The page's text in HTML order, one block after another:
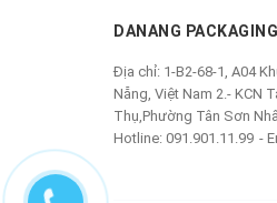
DANANG
Địa chỉ: 1-B2-68-1, A04
Nẵng, Việt Nam 2.- KCN
Thụ,Phường Tân Sơn
Hotline: 091.901.11.99